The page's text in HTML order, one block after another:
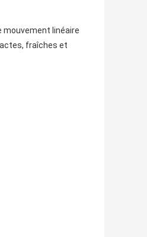
mouvement linéaire
fraîches et